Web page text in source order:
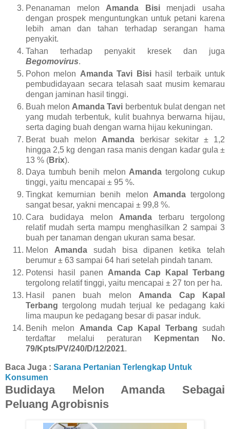
Penanaman melon Amanda Bisimenjadi usaha
dengan prospek menguntungkan untuk petani karena
lebih aman dan tahan terhadap serangan hama
penyakit.
Tahan terhadap penyakit kresek dan juga
Begomovirus.
Pohon melon Amanda Tavi Bisi hasil terbaik untuk
pembudidayaan secara telasah saat musim kemarau
dengan jaminan hasil tinggi.
Buah melon Amanda Tavi berbentuk bulat dengan net
yang mudah terbentuk, kulit buahnya berwarna hijau,
serta daging buah dengan warna hijau kekuningan.
Berat buah melon Amanda
berkisar sekitar ± 1,2
hingga 2,5 kg dengan rasa manis dengan kadar gula ±
13 % (Brix).
Daya tumbuh benih melon Amanda tergolong cukup
tinggi, yaitu mencapai ± 95 %.
Tingkat kemurnian benih melon Amandatergolong
sangat besar, yakni mencapai ± 99,8 %.
Cara budidaya melon Amanda terbaru tergolong
relatif mudah serta mampu menghasilkan 2 sampai 3
buah per tanaman dengan ukuran sama besar.
Melon Amandasudah bisa dipanen ketika telah
berumur ± 63 sampai 64 hari setelah pindah tanam.
Potensi hasil panen Amanda Cap Kapal Terbang
tergolong relatif tinggi, yaitu mencapai ± 27 ton per ha.
Hasil panen buah melon Amanda Cap Kapal
Terbang tergolong mudah terjual ke pedagang kaki
lima maupun ke pedagang besar di pasar induk.
Benih melon Amanda Cap Kapal Terbang sudah
terdaftar melalui peraturan
Kepmentan No.
79/Kpts/PV/240/D/12/2021.
Baca Juga : Sarana Pertanian Terlengkap Untuk
Konsumen
Budidaya Melon Amanda Sebagai
Peluang Agrobisnis